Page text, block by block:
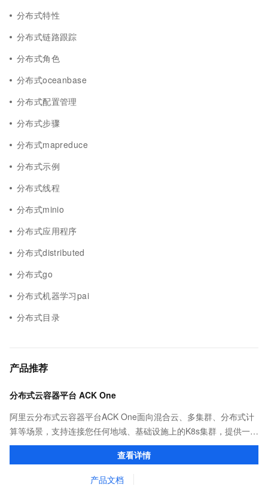
分布式特性
分布式链路跟踪
分布式角色
分布式oceanbase
分布式配置管理
分布式步骤
分布式mapreduce
分布式示例
分布式线程
分布式minio
分布式应用程序
分布式distributed
分布式go
分布式机器学习pai
分布式目录
产品推荐
分布式云容器平台 ACK One
阿里云分布式云容器平台ACK One面向混合云、多集群、分布式计
算等场景，支持连接您任何地域、基础设施上的K8s集群，提供一致
的社区兼容的API，助力管理分布式云资源。
查看详情
产品文档